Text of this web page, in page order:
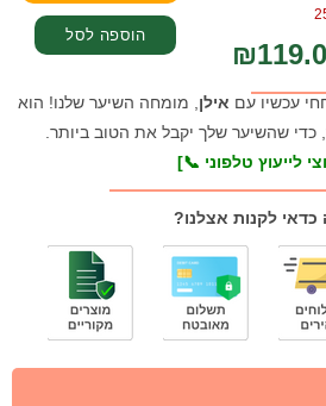
עכשיו עם אילן , מומחה השיער שלנו! הוא
כדי שהשיער שלך יקבל את הטוב ביותר.
לייעוץ טלפוני 📞]
כדאי לקנות אצלנו?